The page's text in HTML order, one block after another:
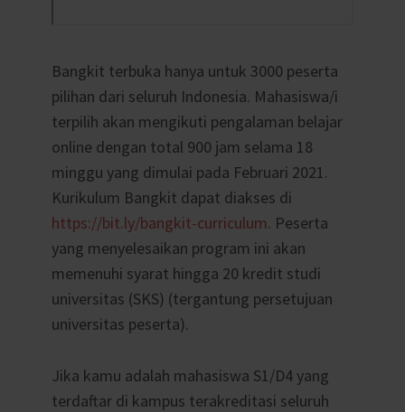
Bangkit terbuka hanya untuk 3000 peserta
pilihan dari seluruh Indonesia. Mahasiswa/i
terpilih akan mengikuti pengalaman belajar
online dengan total 900 jam selama 18
minggu yang dimulai pada Februari 2021.
Kurikulum Bangkit dapat diakses di
https://bit.ly/bangkit-curriculum. Peserta
yang menyelesaikan program ini akan
memenuhi syarat hingga 20 kredit studi
universitas (SKS) (tergantung persetujuan
universitas peserta).
Jika kamu adalah mahasiswa S1/D4 yang
terdaftar di kampus terakreditasi seluruh